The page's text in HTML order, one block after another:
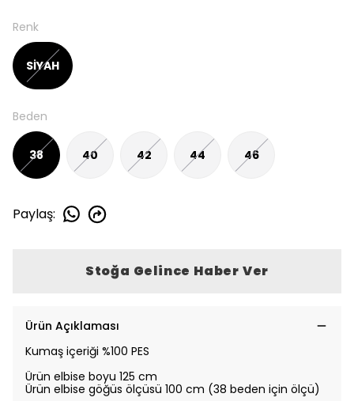
Renk
SİYAH
Beden
38 40 42 44 46
Paylaş:
Stoğa Gelince Haber Ver
Ürün Açıklaması
Kumaş içeriği %100 PES
Ürün elbise boyu 125 cm
Ürün elbise göğüs ölçüsü 100 cm (38 beden için ölçü)